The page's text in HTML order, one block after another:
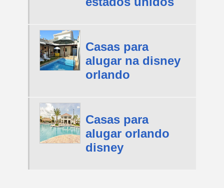
Casas para
alugar na disney
orlando
Casas para
alugar orlando
disney